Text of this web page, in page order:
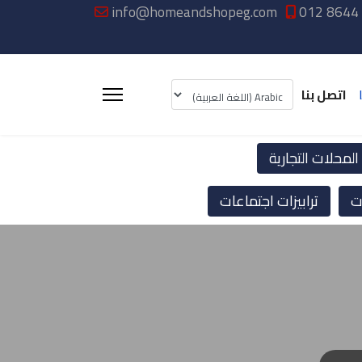
012
info@homeandshopeg.com
اتصل بنا
التجارية
ترابيزات اجتماعات